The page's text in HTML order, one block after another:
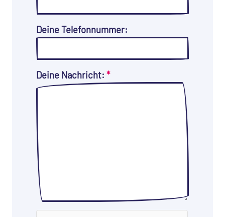
Deine Telefonnummer:
Deine Nachricht: *